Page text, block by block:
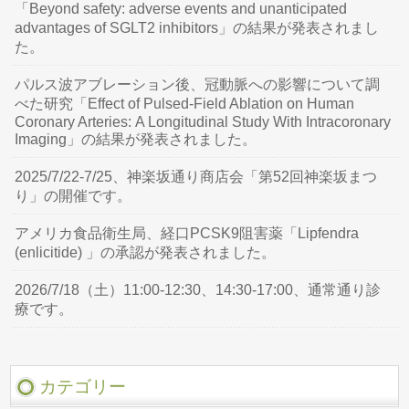
「Beyond safety: adverse events and unanticipated
advantages of SGLT2 inhibitors」の結果が発表されまし
た。
パルス波アブレーション後、冠動脈への影響について調
べた研究「Effect of Pulsed-Field Ablation on Human
Coronary Arteries: A Longitudinal Study With Intracoronary
Imaging」の結果が発表されました。
2025/7/22-7/25、神楽坂通り商店会「第52回神楽坂まつ
り」の開催です。
アメリカ食品衛生局、経口PCSK9阻害薬「Lipfendra
(enlicitide) 」の承認が発表されました。
2026/7/18（土）11:00-12:30、14:30-17:00、通常通り診
療です。
カテゴリー